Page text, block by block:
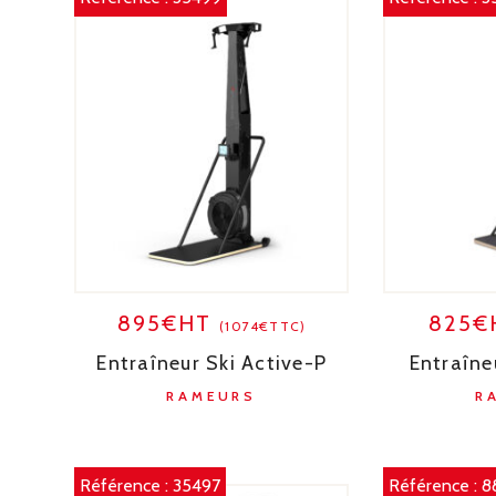
895€HT(1074€TTC)
Entraîneur Ski Active-P
RAMEURS
Référence :35497 Référence :